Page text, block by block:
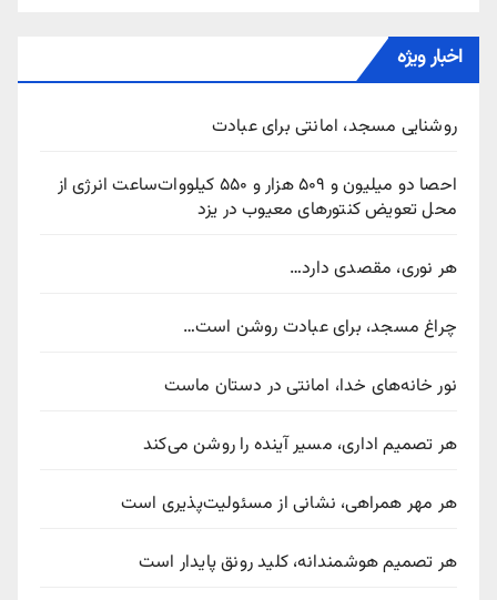
اخبار ویژه
روشنایی مسجد، امانتی برای عبادت
احصا دو میلیون و ۵۰۹ هزار و ۵۵۰ کیلووات‌ساعت انرژی از
محل تعویض کنتورهای معیوب در یزد
هر نوری، مقصدی دارد…
چراغ مسجد، برای عبادت روشن است…
نور خانه‌های خدا، امانتی در دستان ماست
هر تصمیم اداری، مسیر آینده را روشن می‌کند
هر مهر همراهی، نشانی از مسئولیت‌پذیری است
هر تصمیم هوشمندانه، کلید رونق پایدار است